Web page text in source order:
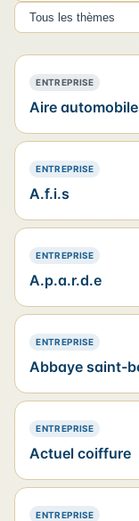
ENTREPRISE—
Aire
ENTREPRISE—
A.f.i.s
ENTREPRISE—
A.p.a.r.d.e
ENTREPRISE—
Abbaye saint-
ENTREPRISE—
Actuel coiffure
ENTREPRISE—